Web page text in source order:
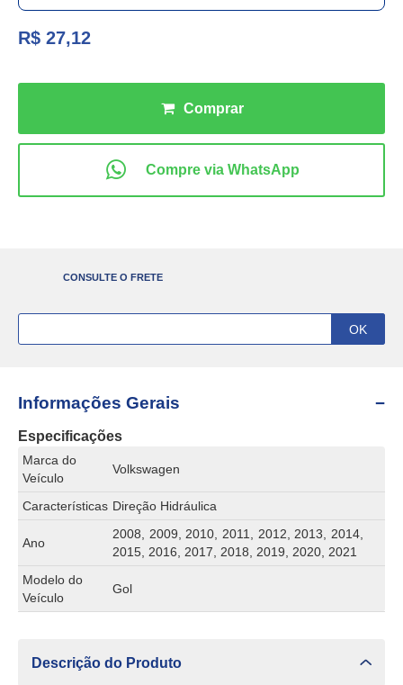
R$ 27,12
CONSULTE O FRETE
Informações Gerais
Especificações
Marca do
Veículo
Volkswagen
Características Direção Hidráulica
Ano
2008, 2009, 2010, 2011, 2012, 2013, 2014,
2015, 2016, 2017, 2018, 2019, 2020, 2021
Modelo do
Veículo
Gol
Descrição do Produto